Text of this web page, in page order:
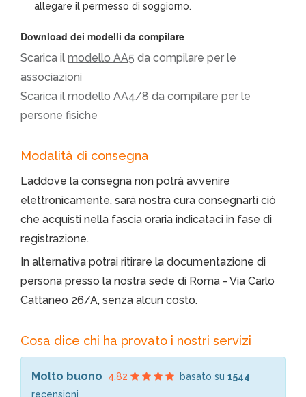
allegare il permesso di soggiorno.
Download dei modelli da compilare
Scarica il modello AA5 da compilare per le
associazioni
Scarica il modello AA4/8 da compilare per le
persone fisiche
Modalità di consegna
Laddove la consegna non potrà avvenire
elettronicamente, sarà nostra cura consegnarti ciò
che acquisti nella fascia oraria indicataci in fase di
registrazione.
In alternativa potrai ritirare la documentazione di
persona presso la nostra sede di Roma - Via Carlo
Cattaneo 26/A, senza alcun costo.
Cosa dice chi ha provato i nostri servizi
Molto buono 4.82 basato su 1544
recensioni